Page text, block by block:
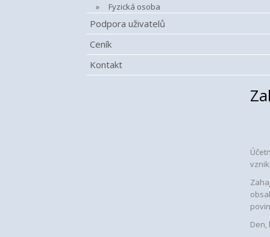
Fyzická osoba
Podpora uživatelů
Ceník
Kontakt